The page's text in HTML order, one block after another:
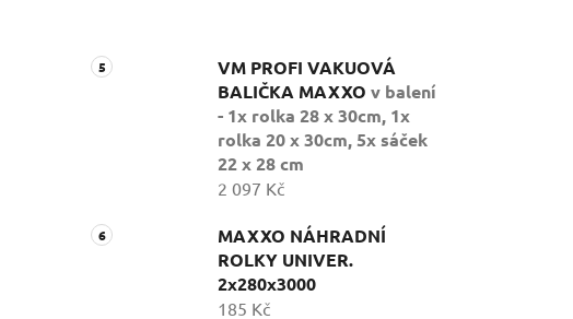
VM PROFI VAKUOVÁ
BALIČKA MAXXO v balení
- 1x rolka 28 x 30cm, 1x
rolka 20 x 30cm, 5x sáček
22 x 28 cm
2 097 Kč
MAXXO NÁHRADNÍ
ROLKY UNIVER.
2x280x3000
185 Kč